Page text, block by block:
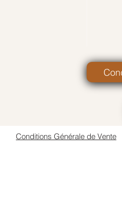
Conditions Générale de Vente